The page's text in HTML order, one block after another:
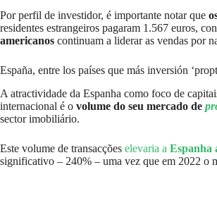
Por perfil de investidor, é importante notar que
residentes estrangeiros pagaram 1.567 euros,
americanos continuam a liderar as vendas por
España, entre los países que más inversión
A atractividade da Espanha como foco de
internacional é o volume do seu mercado de
sector imobiliário.
Este volume de transacções elevaria a Espanha
significativo – 240% – uma vez que em 2022 o